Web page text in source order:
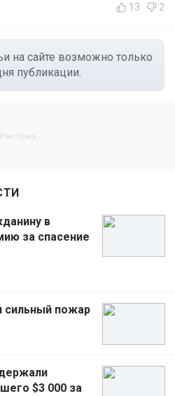
13 2
на сайте возможно только
публикации.
в
за спасение
сильный пожар
$3 000 за